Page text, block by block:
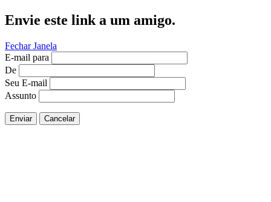
Envie este link a um amigo.
Fechar Janela
E-mail para
De
Seu E-mail
Assunto
Enviar Cancelar